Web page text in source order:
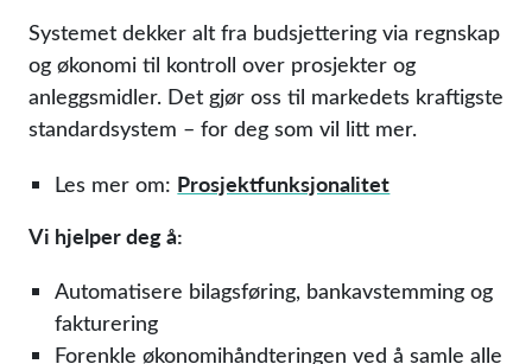
Systemet dekker alt fra budsjettering via regnskap
og økonomi til kontroll over prosjekter og
anleggsmidler. Det gjør oss til markedets kraftigste
standardsystem – for deg som vil litt mer.
Les mer om: Prosjektfunksjonalitet
Vi hjelper deg å:
Automatisere bilagsføring, bankavstemming og
fakturering
Forenkle økonomihåndteringen ved å samle alle